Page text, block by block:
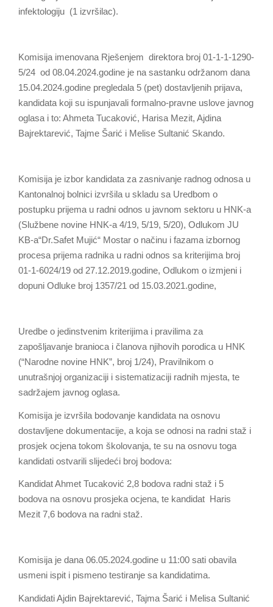
infektologiju (1 izvršilac).
Komisija imenovana Rješenjem direktora broj 01-1-1-1290-
5/24 od 08.04.2024.godine je na sastanku održanom dana
15.04.2024.godine pregledala 5 (pet) dostavljenih prijava,
kandidata koji su ispunjavali formalno-pravne uslove javnog
oglasa i to: Ahmeta Tucaković, Harisa Mezit, Ajdina
Bajrektarević, Tajme Šarić i Melise Sultanić Skando.
Komisija je izbor kandidata za zasnivanje radnog odnosa u
Kantonalnoj bolnici izvršila u skladu sa Uredbom o
postupku prijema u radni odnos u javnom sektoru u HNK-a
(Službene novine HNK-a 4/19, 5/19, 5/20), Odlukom JU
KB-a“Dr.Safet Mujić“ Mostar o načinu i fazama izbornog
procesa prijema radnika u radni odnos sa kriterijima broj
01-1-6024/19 od 27.12.2019.godine, Odlukom o izmjeni i
dopuni Odluke broj 1357/21 od 15.03.2021.godine,
Uredbe o jedinstvenim kriterijima i pravilima za
zapošljavanje branioca i članova njihovih porodica u HNK
(“Narodne novine HNK”, broj 1/24), Pravilnikom o
unutrašnjoj organizaciji i sistematizaciji radnih mjesta, te
sadržajem javnog oglasa.
Komisija je izvršila bodovanje kandidata na osnovu
dostavljene dokumentacije, a koja se odnosi na radni staž i
prosjek ocjena tokom školovanja, te su na osnovu toga
kandidati ostvarili slijedeći broj bodova:
Kandidat Ahmet Tucaković 2,8 bodova radni staž i 5
bodova na osnovu prosjeka ocjena, te kandidat Haris
Mezit 7,6 bodova na radni staž.
Komisija je dana 06.05.2024.godine u 11:00 sati obavila
usmeni ispit i pismeno testiranje sa kandidatima.
Kandidati Ajdin Bajrektarević, Tajma Šarić i Melisa Sultanić